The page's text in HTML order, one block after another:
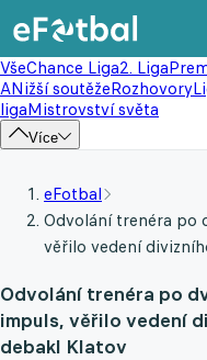
VšeChance Liga2. Liga
ANižší soutěžeRozhovory
ligaMistrovství světa
Více
eFotbal
Odvolání trenéra po
věřilo vedení
Odvolání trenéra po
impuls, věřilo vedení
debakl Klatov